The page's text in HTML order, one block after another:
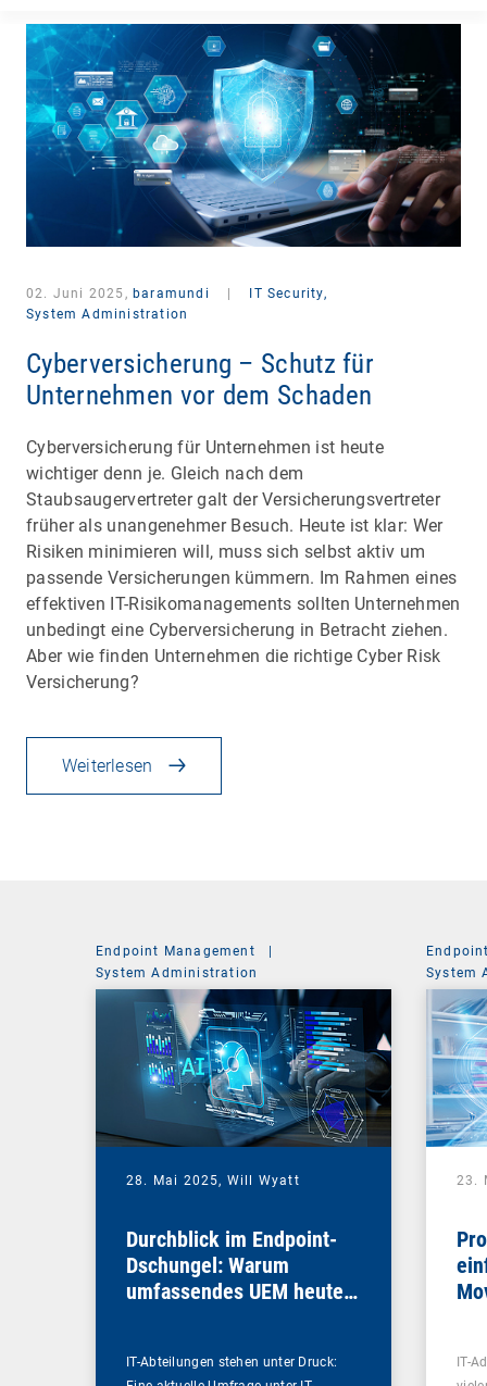
02. Juni 2025, baramundi
IT Security,
System Administration
Cyberversicherung – Schutz für
Unternehmen vor dem Schaden
Cyberversicherung für Unternehmen ist heute
wichtiger denn je. Gleich nach dem
Staubsaugervertreter galt der Versicherungsvertreter
früher als unangenehmer Besuch. Heute ist klar: Wer
Risiken minimieren will, muss sich selbst aktiv um
passende Versicherungen kümmern. Im Rahmen eines
effektiven IT-Risikomanagements sollten Unternehmen
unbedingt eine Cyberversicherung in Betracht ziehen.
Aber wie finden Unternehmen die richtige Cyber Risk
Versicherung?
Weiterlesen
Endpoint Management
|
System Administration
28. Mai 2025, Will Wyatt
Durchblick im Endpoint-
Dschungel: Warum
umfassendes UEM heute
IT-Abteilungen stehen unter Druck:
System
23.
IT-